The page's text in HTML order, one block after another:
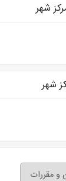
شهر
و مقررات